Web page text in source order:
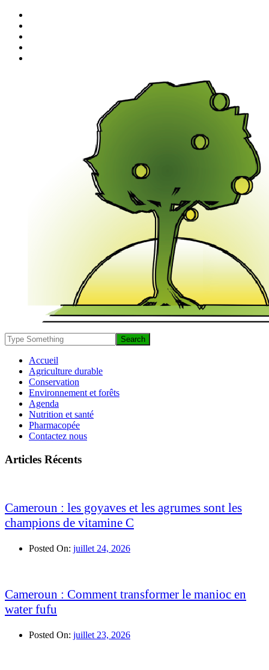
Accueil
Agriculture durable
Conservation
Environnement et forêts
Agenda
Nutrition et santé
Pharmacopée
Contactez nous
Articles Récents
Cameroun : les goyaves et les agrumes sont les
champions de vitamine C
Posted On: juillet 24, 2026
Cameroun : Comment transformer le manioc en
water fufu
Posted On: juillet 23, 2026